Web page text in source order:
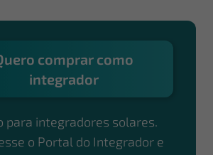
comprar como
integrador
para integradores solares.
o Portal do Integrador e